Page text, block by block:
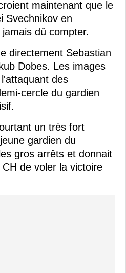
maintenant que le
Svechnikov en
dû compter.
directement Sebastian
Dobes. Les images
des
cercle du gardien
un très fort
gardien du
gros arrêts et donnait
de voler la victoire